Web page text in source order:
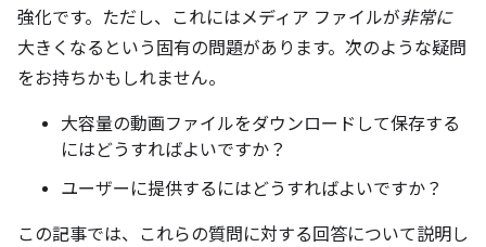
強化です。ただし、これにはメディア ファイルが非常に
大きくなるという固有の問題があります。次のような疑問
をお持ちかもしれません。
大容量の動画ファイルをダウンロードして保存する
にはどうすればよいですか？
ユーザーに提供するにはどうすればよいですか？
この記事では、これらの質問に対する回答について説明し